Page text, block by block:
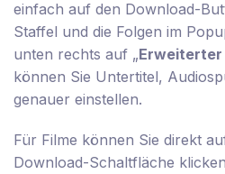
einfach auf den Download-
Staffel und die Folgen im
unten rechts auf „Erweiterter
können Sie Untertitel,
genauer einstellen.
Für Filme können Sie direkt
Download-Schaltfläche